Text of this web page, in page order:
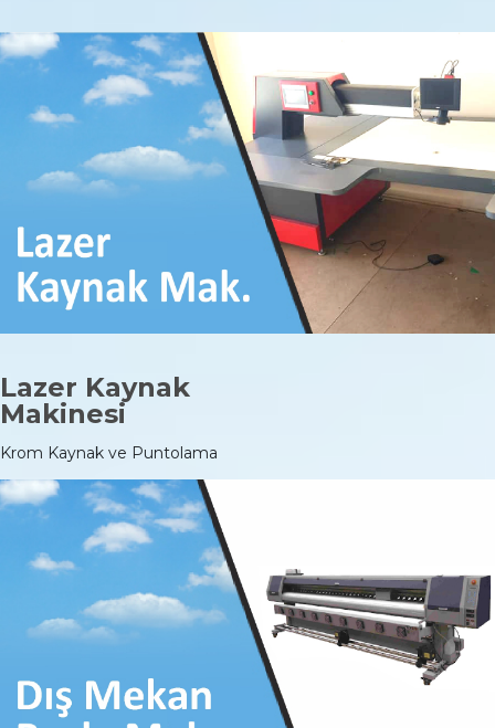
Lazer Kaynak
Makinesi
Krom Kaynak ve Puntolama